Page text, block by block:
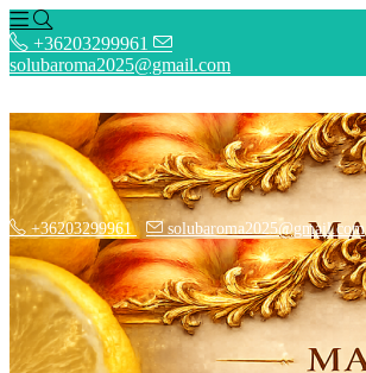
+36203299961
solubaroma2025@gmail.com
+36203299961 solubaroma2025@gmail.com